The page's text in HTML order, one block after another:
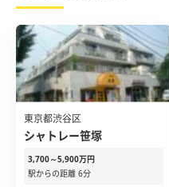
東京都渋谷区
シャトレー笹塚
3,700～5,900万円
駅からの距離 6分